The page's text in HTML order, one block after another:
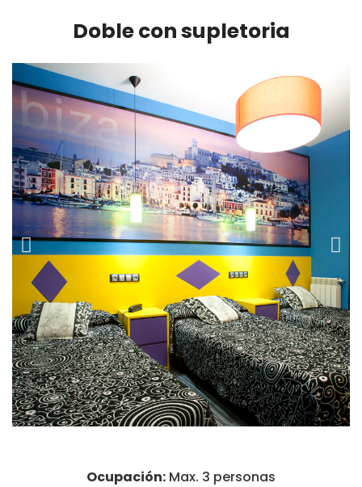
Doble con supletoria
Ocupación: Max. 3 personas